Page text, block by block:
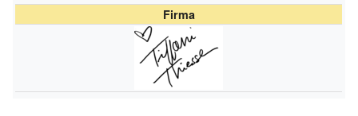
Firma